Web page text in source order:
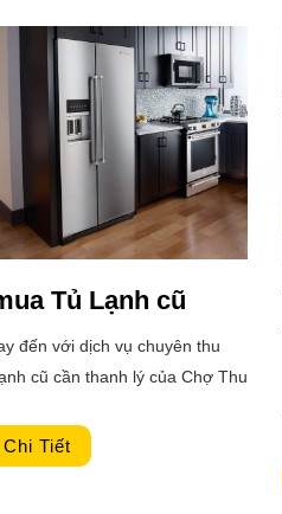
Tủ Lạnh cũ
đến với dịch vụ chuyên thu
cũ cần thanh lý của Chợ Thu
THU MUA TỦ CŨ CẦN THANH
giá cả cực hời, uy tín tại
Tiết